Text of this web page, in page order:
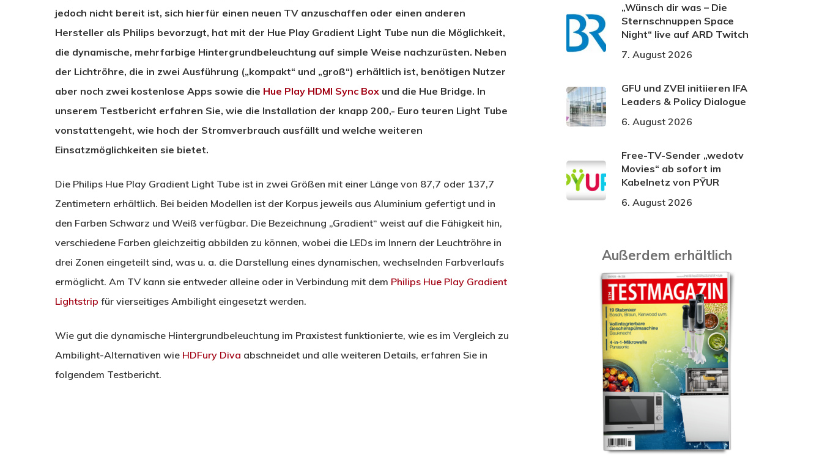
jedoch nicht bereit ist, sich hierfür einen neuen TV anzuschaffen oder einen anderen
Hersteller als Philips bevorzugt, hat mit der Hue Play Gradient Light Tube nun die Möglichkeit,
die dynamische, mehrfarbige Hintergrundbeleuchtung auf simple Weise nachzurüsten. Neben
der Lichtröhre, die in zwei Ausführung („kompakt“ und „groß“) erhältlich ist, benötigen Nutzer
aber noch zwei kostenlose Apps sowie die Hue Play HDMI Sync Box und die Hue Bridge. In
unserem Testbericht erfahren Sie, wie die Installation der knapp 200,- Euro teuren Light Tube
vonstattengeht, wie hoch der Stromverbrauch ausfällt und welche weiteren
Einsatzmöglichkeiten sie bietet.
Die Philips Hue Play Gradient Light Tube ist in zwei Größen mit einer Länge von 87,7 oder 137,7
Zentimetern erhältlich. Bei beiden Modellen ist der Korpus jeweils aus Aluminium gefertigt und in
den Farben Schwarz und Weiß verfügbar. Die Bezeichnung „Gradient“ weist auf die Fähigkeit hin,
verschiedene Farben gleichzeitig abbilden zu können, wobei die LEDs im Innern der Leuchtröhre in
drei Zonen eingeteilt sind, was u. a. die Darstellung eines dynamischen, wechselnden Farbverlaufs
ermöglicht. Am TV kann sie entweder alleine oder in Verbindung mit dem Philips Hue Play Gradient
Lightstrip für vierseitiges Ambilight eingesetzt werden.
Wie gut die dynamische Hintergrundbeleuchtung im Praxistest funktionierte, wie es im Vergleich zu
Ambilight-Alternativen wie HDFury Diva abschneidet und alle weiteren Details, erfahren Sie in
folgendem Testbericht.
„Wünsch dir was – Die
Sternschnuppen Space
Night“ live auf ARD Twitch
7. August 2026
GFU und ZVEI initiieren IFA
Leaders & Policy Dialogue
6. August 2026
Free-TV-Sender „wedotv
Movies“ ab sofort im
Kabelnetz von PŸUR
6. August 2026
Außerdem erhältlich